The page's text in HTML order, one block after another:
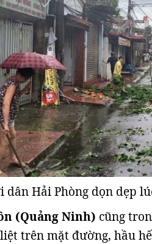
dân Hải Phòng dọn dẹp
(Quảng Ninh) cũng
trên mặt đường, hầu